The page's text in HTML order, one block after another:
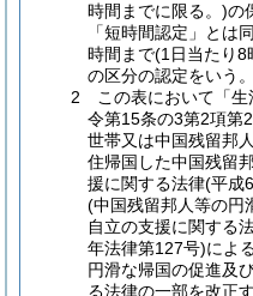
時間までに限る。)の
「短時間認定」とは
時間まで(1日当たり
の区分の認定をいう。
2 この表において「生
令第15条の3第2項第
世帯又は中国残留邦
住帰国した中国残留
援に関する法律(平成
(中国残留邦人等の円
自立の支援に関する
年法律第127号)によ
円滑な帰国の促進及
る法律の一部を改正